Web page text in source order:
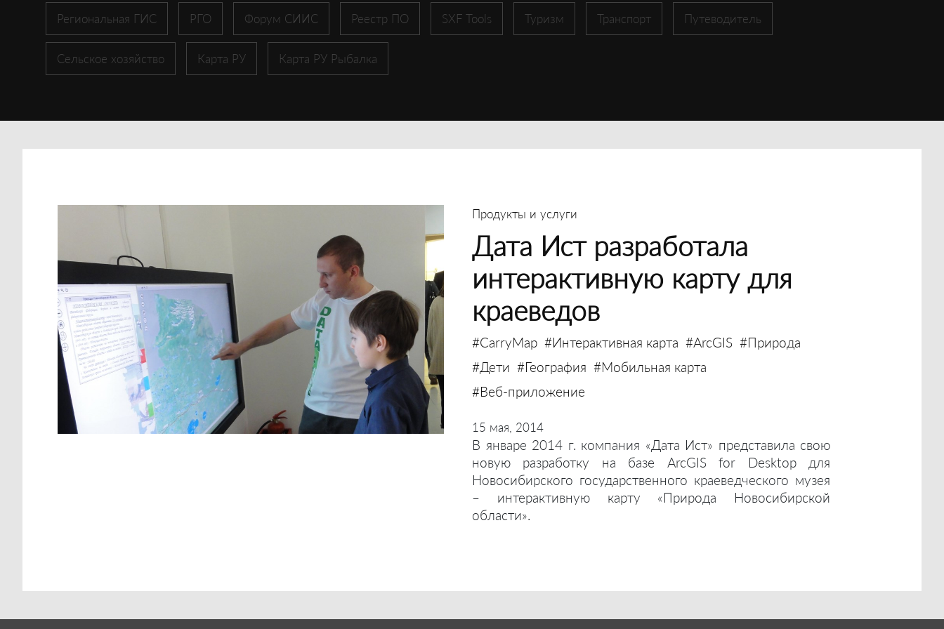
Региональная ГИС РГО Форум СИИС Реестр ПО SXF Tools Туризм Транспорт Путеводитель
Сельское хозяйство Карта РУ Карта РУ Рыбалка
Продукты и услуги
Дата Ист разработала
интерактивную карту для
краеведов
#CarryMap #Интерактивная карта #ArcGIS #Природа
#Дети #География #Мобильная карта
#Веб-приложение
15 мая, 2014
В январе 2014 г. компания «Дата Ист» представила свою
новую разработку на базе ArcGIS for Desktop для
Новосибирского государственного краеведческого музея
– интерактивную карту «Природа Новосибирской
области».